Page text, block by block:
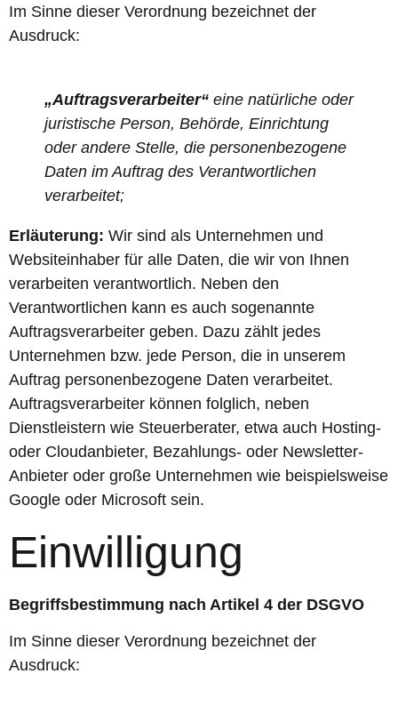
Im Sinne dieser Verordnung bezeichnet der
Ausdruck:
„Auftragsverarbeiter“ eine natürliche oder
juristische Person, Behörde, Einrichtung
oder andere Stelle, die personenbezogene
Daten im Auftrag des Verantwortlichen
verarbeitet;
Erläuterung: Wir sind als Unternehmen und
Websiteinhaber für alle Daten, die wir von Ihnen
verarbeiten verantwortlich. Neben den
Verantwortlichen kann es auch sogenannte
Auftragsverarbeiter geben. Dazu zählt jedes
Unternehmen bzw. jede Person, die in unserem
Auftrag personenbezogene Daten verarbeitet.
Auftragsverarbeiter können folglich, neben
Dienstleistern wie Steuerberater, etwa auch Hosting-
oder Cloudanbieter, Bezahlungs- oder Newsletter-
Anbieter oder große Unternehmen wie beispielsweise
Google oder Microsoft sein.
Einwilligung
Begriffsbestimmung nach Artikel 4 der DSGVO
Im Sinne dieser Verordnung bezeichnet der
Ausdruck: